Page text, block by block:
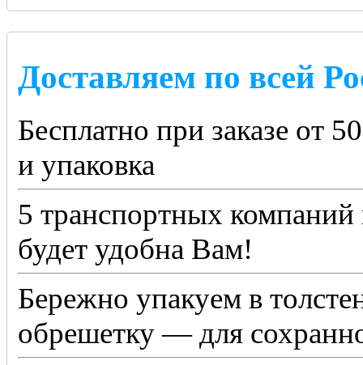
Доставляем по всей
Бесплатно при заказе от
и упаковка
5 транспортных
будет удобна Вам!
Бережно упакуем в
обрешетку — для